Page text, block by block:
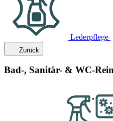
Lederpflege
Zurück
Bad-, Sanitär- & WC-